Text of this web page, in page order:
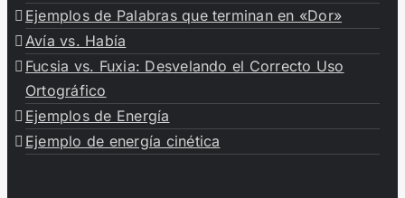
Ejemplos de Palabras que terminan en «Dor»
Avía vs. Había
Fucsia vs. Fuxia: Desvelando el Correcto Uso
Ortográfico
Ejemplos de Energía
Ejemplo de energía cinética